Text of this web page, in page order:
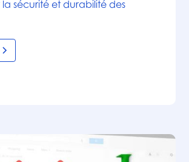
sécurité et durabilité des